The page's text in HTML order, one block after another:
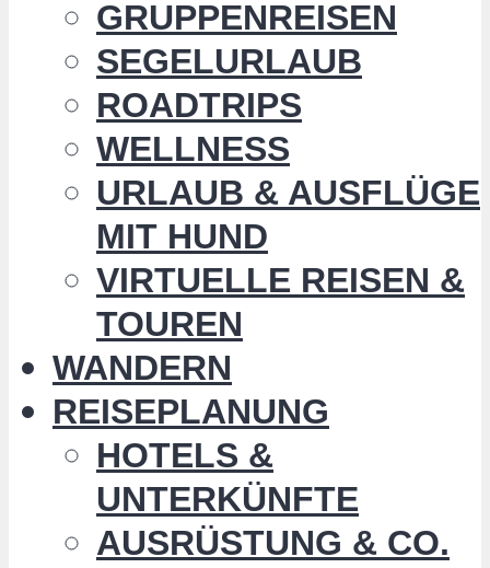
GRUPPENREISEN
SEGELURLAUB
ROADTRIPS
WELLNESS
URLAUB & AUSFLÜGE
MIT HUND
VIRTUELLE REISEN &
TOUREN
WANDERN
REISEPLANUNG
HOTELS &
UNTERKÜNFTE
AUSRÜSTUNG & CO.